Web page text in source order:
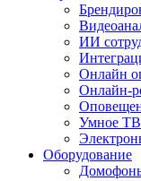
ИИ
Онлайн
Онлайн-
Умное ТВ
Оборудование